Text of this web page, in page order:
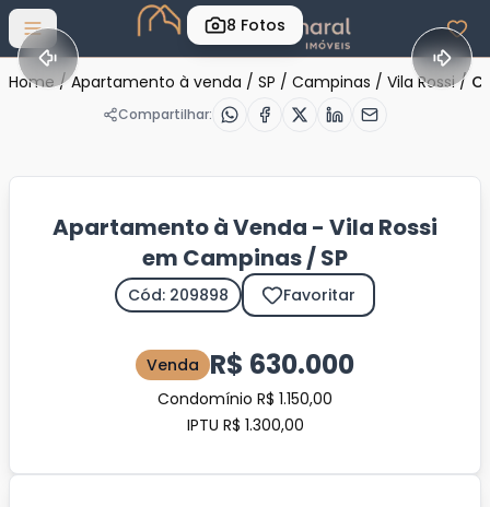
Abrir menu
8 Fotos
Home / Apartamento à venda / SP / Campinas / Vila Rossi /
Compartilhar:
Apartamento à Venda - Vila Rossi
em Campinas / SP
Cód: 209898 Favoritar
Venda R$ 630.000
Condomínio R$ 1.150,00
IPTU R$ 1.300,00